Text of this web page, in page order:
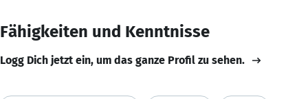
Fähigkeiten und Kenntnisse
Logg Dich jetzt ein, um das ganze Profil zu sehen.